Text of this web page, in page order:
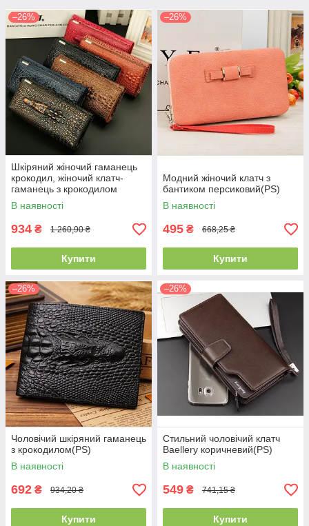
–26%
Шкіряний жіночий гаманець
крокодил, жіночий клатч-
гаманець з крокодилом
натуральна шкіра(PS)
В наявності
934 ₴ 1 260,90 ₴
Купити
–26%
Модний жіночий клатч з
бантиком персиковий(PS)
В наявності
495 ₴ 668,25 ₴
Купити
–26%
Чоловічий шкіряний гаманець
з крокодилом(PS)
В наявності
692 ₴ 934,20 ₴
Купити
–26%
Стильний чоловічий клатч
Baellery коричневий(PS)
В наявності
549 ₴ 741,15 ₴
Купити